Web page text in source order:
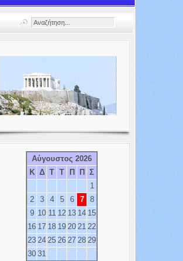
Αύγουστος 2026
Κ Δ Τ Τ Π Π
Σ
1
2
3 4 5 6 7
8
9 10 11 12 13 14 15
16 17 18 19 20 21 22
23 24 25 26 27 28 29
30 31